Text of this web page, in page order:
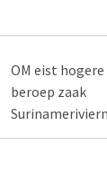
OM eist
beroep zaak